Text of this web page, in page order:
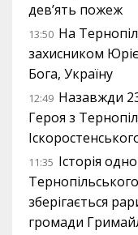
дев’ять пожеж
13:50 На
захисником
Бога, Україну
12:49 Назавжди
Героя з
11:35 Історія
зберігається
громади